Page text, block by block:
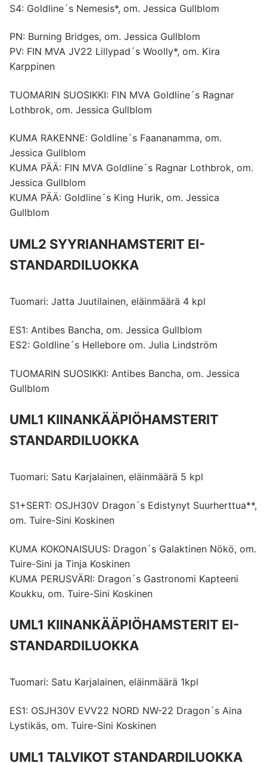
S4: Goldline´s Nemesis*, om. Jessica Gullblom
PN: Burning Bridges, om. Jessica Gullblom
PV: FIN MVA JV22 Lillypad´s Woolly*, om. Kira
Karppinen
TUOMARIN SUOSIKKI: FIN MVA Goldline´s Ragnar
Lothbrok, om. Jessica Gullblom
KUMA RAKENNE: Goldline´s Faananamma, om.
Jessica Gullblom
KUMA PÄÄ: FIN MVA Goldline´s Ragnar Lothbrok, om.
Jessica Gullblom
KUMA PÄÄ: Goldline´s King Hurik, om. Jessica
Gullblom
UML2 SYYRIANHAMSTERIT EI-
STANDARDILUOKKA
Tuomari: Jatta Juutilainen, eläinmäärä 4 kpl
ES1: Antibes Bancha, om. Jessica Gullblom
ES2: Goldline´s Hellebore om. Julia Lindström
TUOMARIN SUOSIKKI: Antibes Bancha, om. Jessica
Gullblom
UML1 KIINANKÄÄPIÖHAMSTERIT
STANDARDILUOKKA
Tuomari: Satu Karjalainen, eläinmäärä 5 kpl
S1+SERT: OSJH30V Dragon´s Edistynyt Suurherttua**,
om. Tuire-Sini Koskinen
KUMA KOKONAISUUS: Dragon´s Galaktinen Nökö, om.
Tuire-Sini ja Tinja Koskinen
KUMA PERUSVÄRI: Dragon´s Gastronomi Kapteeni
Koukku, om. Tuire-Sini Koskinen
UML1 KIINANKÄÄPIÖHAMSTERIT EI-
STANDARDILUOKKA
Tuomari: Satu Karjalainen, eläinmäärä 1kpl
ES1: OSJH30V EVV22 NORD NW-22 Dragon´s Aina
Lystikäs, om. Tuire-Sini Koskinen
UML1 TALVIKOT STANDARDILUOKKA